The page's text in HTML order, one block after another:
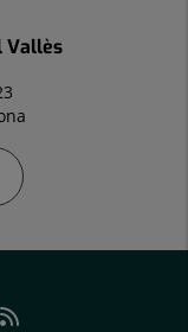
Vallès
Feed